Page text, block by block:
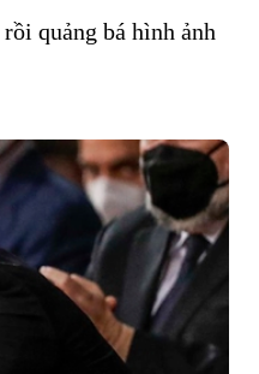
quảng bá hình ảnh